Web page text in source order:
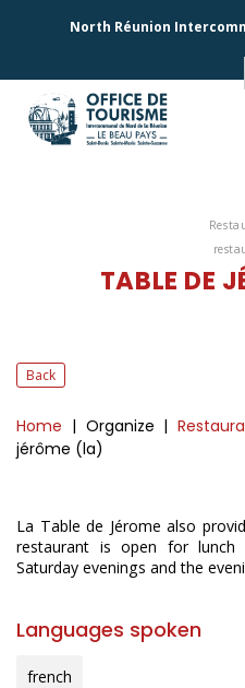
North Réunion
TABLE DE
Back
Home | Organize |
jérôme (la)
La Table de Jérome also
restaurant is open for
Saturday evenings and the
Languages spoken
french